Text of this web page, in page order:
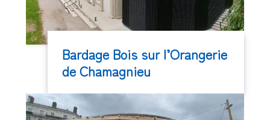
Bardage Bois sur l’Orangerie
de Chamagnieu